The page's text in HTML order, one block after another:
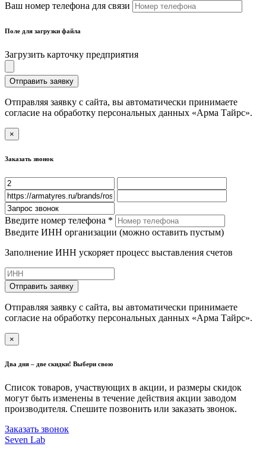
Ваш номер телефона для связи
Поле для загрузки файла
Загрузить карточку предприятия
Отправить заявку
Отправляя заявку с сайта, вы автоматически принимаете
согласие на обработку персональных данных «Арма Тайрс».
×
Заказать звонок
Введите номер телефона *
Введите ИНН организации (можно оставить пустым)
Заполнение ИНН ускоряет процесс выставления счетов
Отправить заявку
Отправляя заявку с сайта, вы автоматически принимаете
согласие на обработку персональных данных «Арма Тайрс».
×
Два дня – две скидки! Выбери свою
Список товаров, участвующих в акции, и размеры скидок
могут быть изменены в течение действия акции заводом
производителя. Спешите позвонить или заказать звонок.
Заказать звонок
Seven Lab